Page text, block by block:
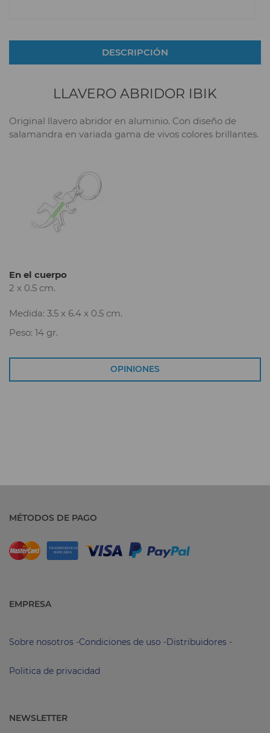
DESCRIPCIÓN
LLAVERO ABRIDOR IBIK
Original llavero abridor en aluminio. Con diseño de
salamandra en variada gama de vivos colores brillantes.
En el cuerpo
2 x 0.5 cm.
Medida: 3.5 x 6.4 x 0.5 cm.
Peso: 14 gr.
OPINIONES
MÉTODOS DE PAGO
EMPRESA
Sobre nosotros -Condiciones de uso -Distribuidores -
Politica de privacidad
NEWSLETTER